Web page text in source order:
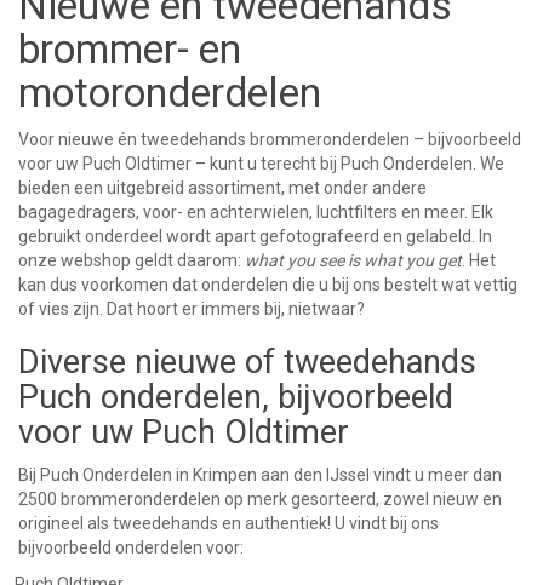
brommer- en
motoronderdelen
Voor nieuwe én tweedehands brommeronderdelen – bijvoorbeeld
voor uw Puch Oldtimer – kunt u terecht bij Puch Onderdelen. We
bieden een uitgebreid assortiment, met onder andere
bagagedragers, voor- en achterwielen, luchtfilters en meer. Elk
gebruikt onderdeel wordt apart gefotografeerd en gelabeld. In
onze webshop geldt daarom: what you see is what you get. Het
kan dus voorkomen dat onderdelen die u bij ons bestelt wat vettig
of vies zijn. Dat hoort er immers bij, nietwaar?
Diverse nieuwe of tweedehands
Puch onderdelen, bijvoorbeeld
voor uw Puch Oldtimer
Bij Puch Onderdelen in Krimpen aan den IJssel vindt u meer dan
2500 brommeronderdelen op merk gesorteerd, zowel nieuw en
origineel als tweedehands en authentiek! U vindt bij ons
bijvoorbeeld onderdelen voor: